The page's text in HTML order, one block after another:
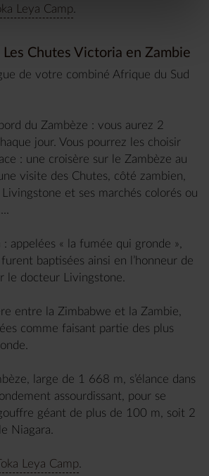
Leya Camp
Les Chutes Victoria en Zambie
de votre combiné Afrique du Sud
du Zambèze : vous aurez 2
jour. Vous pourrez les choisir
: une croisère sur le Zambèze au
visite des Chutes, côté zambien,
et ses marchés colorés ou
: appelées « la fumée qui gronde »,
baptisées ainsi en l’honneur de
le docteur Livingstone.
entre la Zimbabwe et la Zambie,
comme faisant partie des plus
large de 1 668 m, s’élance dans
assourdissant, pour se
géant de plus de 100 m, soit 2
Niagara.
Leya Camp